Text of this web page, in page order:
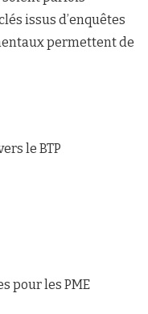
issus d’enquêtes
permettent de
le BTP
pour les PME